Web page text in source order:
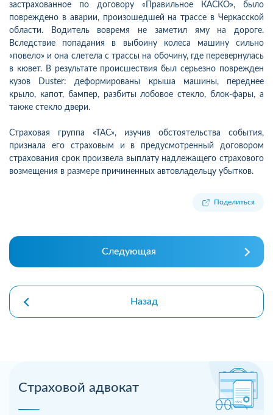
Страховой адвокат
застрахованное по договору «Правильное КАСКО», было
повреждено в аварии, произошедшей на трассе в Черкасской
области. Водитель вовремя не заметил яму на дороге.
Вследствие попадания в выбоину колеса машину сильно
«повело» и она слетела с трассы на обочину, где перевернулась
в кювет. В результате происшествия был серьезно поврежден
кузов Duster: деформированы крыша машины, переднее
крыло, капот, бампер, разбиты лобовое стекло, блок-фары, а
также стекло двери.
Страховая группа «ТАС», изучив обстоятельства события,
признала его страховым и в предусмотренный договором
страхования срок произвела выплату надлежащего страхового
возмещения в размере причиненных автовладельцу убытков.
Поделиться
Следующая
Назад